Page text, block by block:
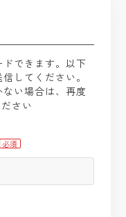
ドできます。以下
してください。
い場合は、再度
ださい
必須